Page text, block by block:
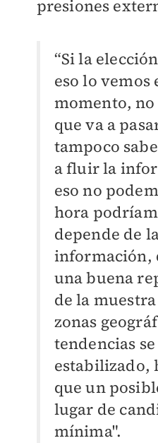
presiones
“Si la
eso lo vemos
momento, no
que va a
tampoco
a fluir la
eso no
hora
depende de
información,
una buena
de la
zonas
tendencias
estabilizado,
que un
lugar de
mínima".